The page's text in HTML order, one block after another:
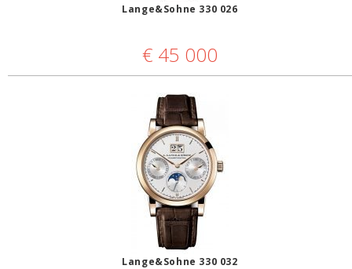
Lange&Sohne 330 026
€ 45 000
Lange&Sohne 330 032